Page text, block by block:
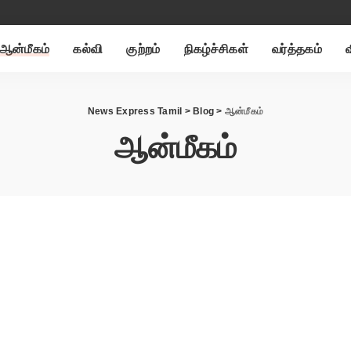
கல்வி குற்றம் நிகழ்ச்சிகள் வர்த்தகம்
News Express Tamil > Blog > ஆன்மீகம்
ஆன்மீகம்